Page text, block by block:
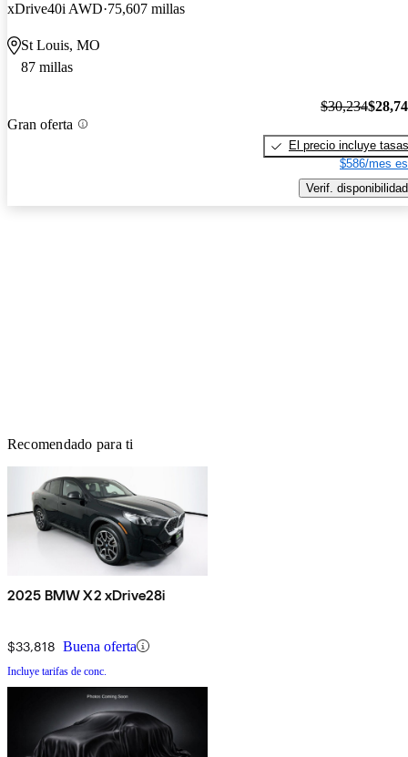
xDrive40i AWD 75,607 millas
St Louis, MO
87 millas
Gran oferta
$30,234
El precio incluye tasas
$586/mes
Verif. disponibilidad
Recomendado para ti
2025 BMW X2 xDrive28i
$33,818 Buena oferta
Incluye tarifas de conc.